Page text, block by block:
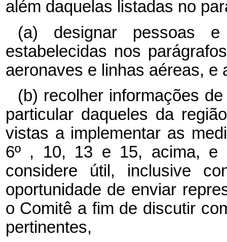
além daquelas listadas no
(a) designar pessoas
estabelecidas nos
aeronaves e linhas aéreas, e
(b) recolher informações
particular daqueles da
vistas a implementar as
6º , 10, 13 e 15, acima, e
considere útil, inclusive
oportunidade de enviar
o Comitê a fim de discutir
pertinentes,